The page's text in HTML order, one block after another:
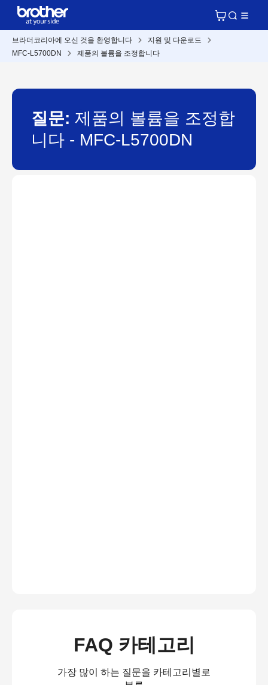
브라더코리아에 오신 것을 환영합니다
지원 및 다운로드
MFC-L5700DN
제품의 볼륨을 조정합니다
질문: 제품의 볼륨을 조정합
니다 - MFC-L5700DN
FAQ 카테고리
가장 많이 하는 질문을 카테고리별로